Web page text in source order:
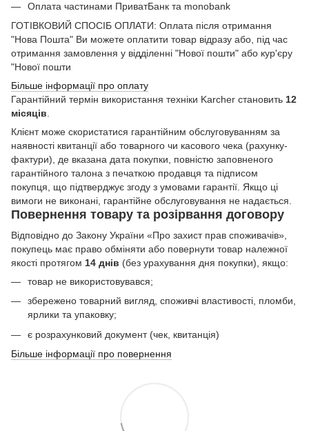
Оплата частинами ПриватБанк та monobank
ГОТІВКОВИЙ СПОСІБ ОПЛАТИ: Оплата після отримання
"Нова Пошта" Ви можете оплатити товар відразу або, під час
отримання замовлення у відділенні "Нової пошти" або кур'єру
"Нової пошти
Більше інформації про оплату
Гарантійний термін використання техніки Karcher становить 12
місяців.
Клієнт може скористатися гарантійним обслуговуванням за
наявності квитанції або товарного чи касового чека (рахунку-
фактури), де вказана дата покупки, повністю заповненого
гарантійного талона з печаткою продавця та підписом
покупця, що підтверджує згоду з умовами гарантії. Якщо ці
вимоги не виконані, гарантійне обслуговування не надається.
Повернення товару та розірвання договору
Відповідно до Закону України «Про захист прав споживачів»,
покупець має право обміняти або повернути товар належної
якості протягом 14 днів (без урахування дня покупки), якщо:
товар не використовувався;
збережено товарний вигляд, споживчі властивості, пломби,
ярлики та упаковку;
є розрахунковий документ (чек, квитанція)
Більше інформації про повернення